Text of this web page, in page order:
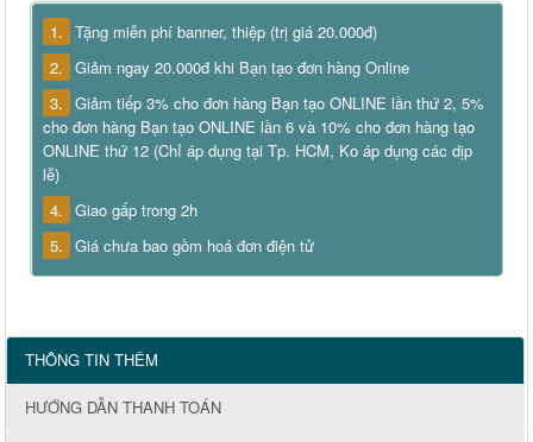
1. Tặng miễn phí banner, thiệp (trị giá 20.000đ)
2. Giảm ngay 20.000đ khi Bạn tạo đơn hàng Online
3. Giảm tiếp 3% cho đơn hàng Bạn tạo ONLINE lần thứ 2, 5%
cho đơn hàng Bạn tạo ONLINE lần 6 và 10% cho đơn hàng tạo
ONLINE thứ 12 (Chỉ áp dụng tại Tp. HCM, Ko áp dụng các dịp
lễ)
4. Giao gấp trong 2h
5. Giá chưa bao gồm hoá đơn điện tử
THÔNG TIN THÊM
HƯỚNG DẪN THANH TOÁN